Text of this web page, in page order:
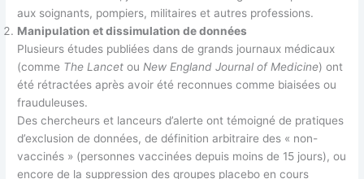
aux soignants, pompiers, militaires et autres professions.
Manipulation et dissimulation de données
Plusieurs études publiées dans de grands journaux médicaux
(comme The Lancet ou New England Journal of Medicine) ont
été rétractées après avoir été reconnues comme biaisées ou
frauduleuses.
Des chercheurs et lanceurs d’alerte ont témoigné de pratiques
d’exclusion de données, de définition arbitraire des « non-
vaccinés » (personnes vaccinées depuis moins de 15 jours), ou
encore de la suppression des groupes placebo en cours